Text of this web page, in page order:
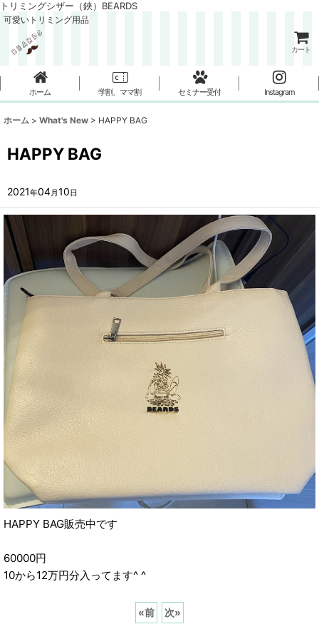
トリミングシザー（鋏）BEARDS
可愛いトリミング用品
カート
ホーム 学割、ママ割 セミナー受付 Instagram
ホーム > What's New > HAPPY BAG
HAPPY BAG
2021年04月 10 日
HAPPY BAG販売中です
60000円
10から12万円分入ってます^ ^
«前 次»